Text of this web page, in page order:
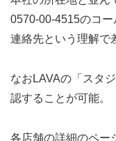
0570-00-4515のコ
連絡先という理解で
なおLAVAの「スタ
認することが可能。
各店舗の詳細のペー